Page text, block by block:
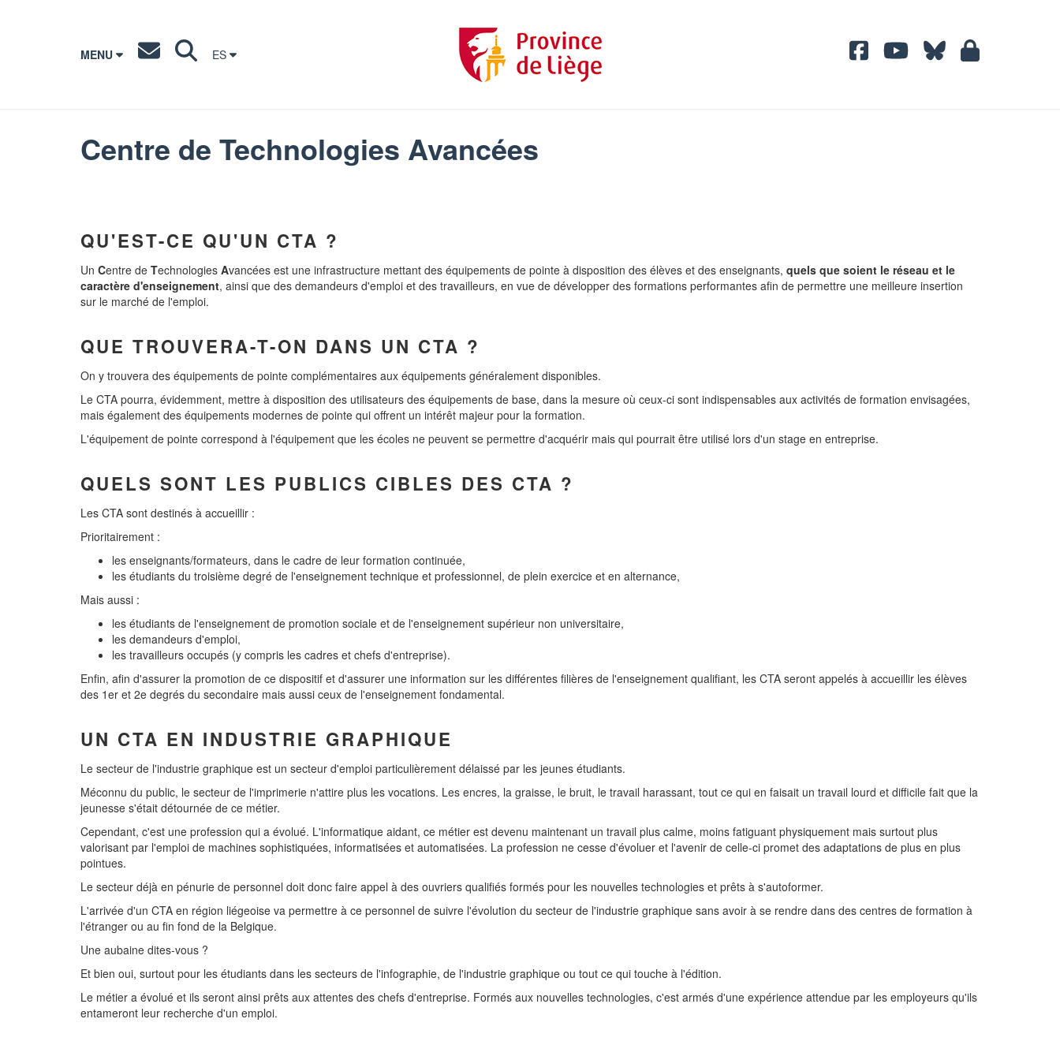
MENU ES
Centre de Technologies Avancées
QU'EST-CE QU'UN CTA ?
Un Centre de Technologies Avancées est une infrastructure mettant des équipements de pointe à disposition des élèves et des enseignants, quels que soient le réseau et le
caractère d'enseignement, ainsi que des demandeurs d'emploi et des travailleurs, en vue de développer des formations performantes afin de permettre une meilleure insertion
sur le marché de l'emploi.
QUE TROUVERA-T-ON DANS UN CTA ?
On y trouvera des équipements de pointe complémentaires aux équipements généralement disponibles.
Le CTA pourra, évidemment, mettre à disposition des utilisateurs des équipements de base, dans la mesure où ceux-ci sont indispensables aux activités de formation envisagées,
mais également des équipements modernes de pointe qui offrent un intérêt majeur pour la formation.
L'équipement de pointe correspond à l'équipement que les écoles ne peuvent se permettre d'acquérir mais qui pourrait être utilisé lors d'un stage en entreprise.
QUELS SONT LES PUBLICS CIBLES DES CTA ?
Les CTA sont destinés à accueillir :
Prioritairement :
les enseignants/formateurs, dans le cadre de leur formation continuée,
les étudiants du troisième degré de l'enseignement technique et professionnel, de plein exercice et en alternance,
Mais aussi :
les étudiants de l'enseignement de promotion sociale et de l'enseignement supérieur non universitaire,
les demandeurs d'emploi,
les travailleurs occupés (y compris les cadres et chefs d'entreprise).
Enfin, afin d'assurer la promotion de ce dispositif et d'assurer une information sur les différentes filières de l'enseignement qualifiant, les CTA seront appelés à accueillir les élèves
des 1er et 2e degrés du secondaire mais aussi ceux de l'enseignement fondamental.
UN CTA EN INDUSTRIE GRAPHIQUE
Le secteur de l'industrie graphique est un secteur d'emploi particulièrement délaissé par les jeunes étudiants.
Méconnu du public, le secteur de l'imprimerie n'attire plus les vocations. Les encres, la graisse, le bruit, le travail harassant, tout ce qui en faisait un travail lourd et difficile fait que la
jeunesse s'était détournée de ce métier.
Cependant, c'est une profession qui a évolué. L'informatique aidant, ce métier est devenu maintenant un travail plus calme, moins fatiguant physiquement mais surtout plus
valorisant par l'emploi de machines sophistiquées, informatisées et automatisées. La profession ne cesse d'évoluer et l'avenir de celle-ci promet des adaptations de plus en plus
pointues.
Le secteur déjà en pénurie de personnel doit donc faire appel à des ouvriers qualifiés formés pour les nouvelles technologies et prêts à s'autoformer.
L'arrivée d'un CTA en région liégeoise va permettre à ce personnel de suivre l'évolution du secteur de l'industrie graphique sans avoir à se rendre dans des centres de formation à
l'étranger ou au fin fond de la Belgique.
Une aubaine dites-vous ?
Et bien oui, surtout pour les étudiants dans les secteurs de l'infographie, de l'industrie graphique ou tout ce qui touche à l'édition.
Le métier a évolué et ils seront ainsi prêts aux attentes des chefs d'entreprise. Formés aux nouvelles technologies, c'est armés d'une expérience attendue par les employeurs qu'ils
entameront leur recherche d'un emploi.